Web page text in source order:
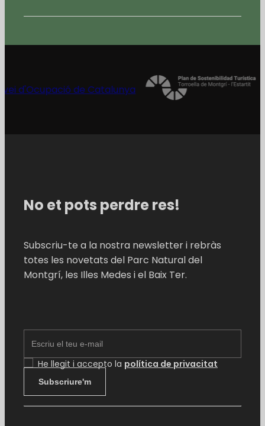
No et pots perdre res!
Subscriu-te a la nostra newsletter i rebràs
totes les novetats del Parc Natural del
Montgrí, les Illes Medes i el Baix Ter.
He llegit i accepto la política de privacitat
Subscriure'm